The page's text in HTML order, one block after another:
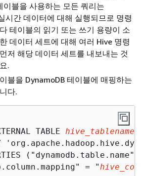
이블을 사용하는 모든 쿼리는
시간 데이터에 대해 실행되므로 명령
테이블의 읽기 또는 쓰기 용량이 소
데이터 세트에 대해 여러 Hive 명령
저 해당 데이터 세트를 내보내는 것
.
블을 DynamoDB 테이블에 매핑하는
다.
TABLE hive_tablename
("dynamodb.table.name"
= "